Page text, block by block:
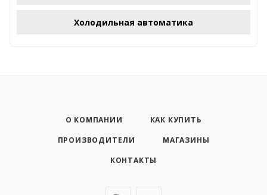
Холодильная автоматика
О КОМПАНИИ
КАК КУПИТЬ
ПРОИЗВОДИТЕЛИ
МАГАЗИНЫ
КОНТАКТЫ